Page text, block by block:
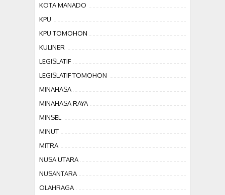
KOTA MANADO
KPU
KPU TOMOHON
KULINER
LEGISLATIF
LEGISLATIF TOMOHON
MINAHASA
MINAHASA RAYA
MINSEL
MINUT
MITRA
NUSA UTARA
NUSANTARA
OLAHRAGA